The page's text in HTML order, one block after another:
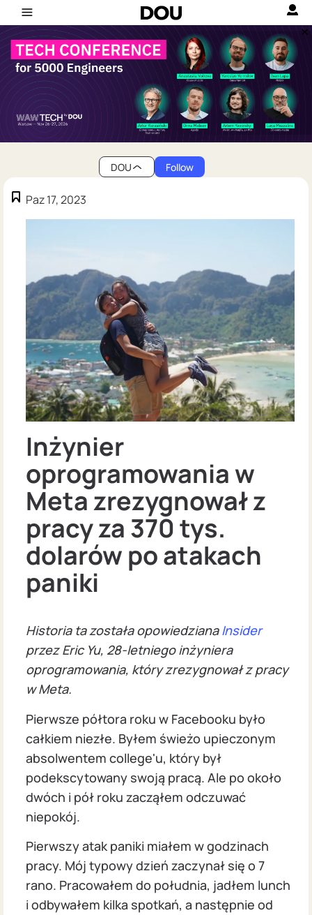
DOU Follow
Paz 17, 2023
Inżynier
oprogramowania w
Meta zrezygnował z
pracy za 370 tys.
dolarów po atakach
paniki
Historia ta została opowiedzianaInsider
przez Eric Yu, 28-letniego inżyniera
oprogramowania, który zrezygnował z pracy
w Meta.
Pierwsze półtora roku w Facebooku było
całkiem niezłe. Byłem świeżo upieczonym
absolwentem college'u, który był
podekscytowany swoją pracą. Ale po około
dwóch i pół roku zacząłem odczuwać
niepokój.
Pierwszy atak paniki miałem w godzinach
pracy. Mój typowy dzień zaczynał się o 7
rano. Pracowałem do południa, jadłem lunch
i odbywałem kilka spotkań, a następnie od